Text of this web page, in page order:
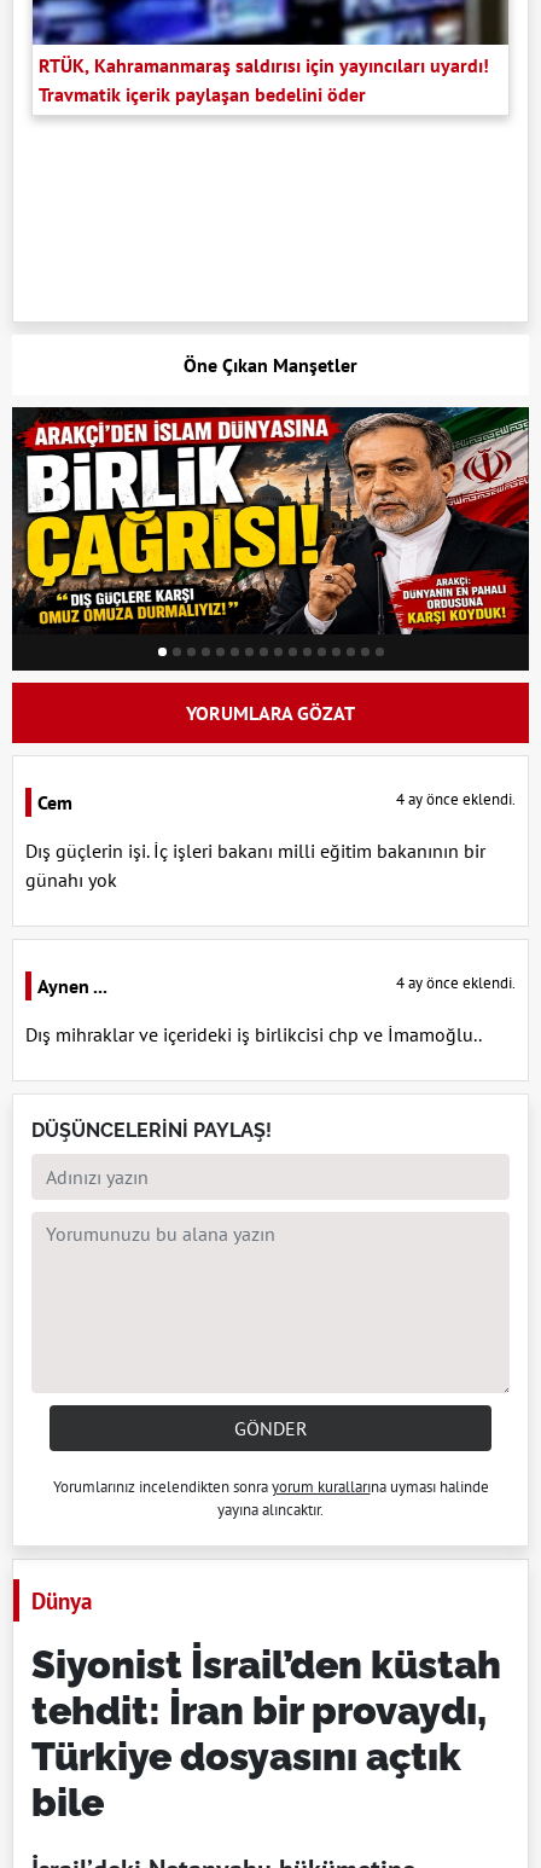
RTÜK, Kahramanmaraş saldırısı için yayıncıları uyardı!
Travmatik içerik paylaşan bedelini öder
Öne Çıkan Manşetler
YORUMLARA GÖZAT
Cem 4 ay önce eklendi.
Dış güçlerin işi. İç işleri bakanı milli eğitim bakanının bir
günahı yok
Aynen ... 4 ay önce eklendi.
Dış mihraklar ve içerideki iş birlikcisi chp ve İmamoğlu..
DÜŞÜNCELERİNİ PAYLAŞ!
GÖNDER
Yorumlarınız incelendikten sonrayorum kurallarına uyması halinde
yayına alıncaktır.
Dünya
Siyonist İsrail’den küstah
tehdit: İran bir provaydı,
Türkiye dosyasını açtık
bile